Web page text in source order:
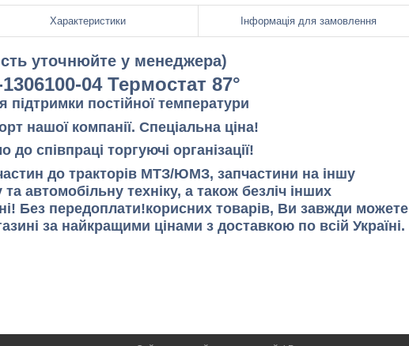
Характеристики Інформація для замовлення
уточнюйте у менеджера)
04 Термостат 87°
підтримки постійної температури
нашої компанії. Спеціальна ціна!
співпраці торгуючі організації!
до тракторів МТЗ/ЮМЗ, запчастини на іншу
автомобільну техніку, а також безліч інших
Без передоплати!корисних товарів, Ви завжди можете
за найкращими цінами з доставкою по всій Україні.